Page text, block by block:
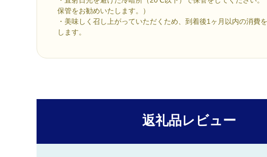
保管をお勧めいたします。）
・美味しく召し上がっていただくため、到着後1ヶ月以内の消費
します。
返礼品レビュー